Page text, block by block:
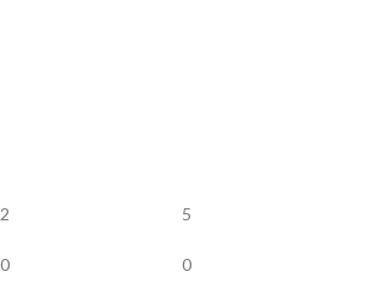
2
0
5
0